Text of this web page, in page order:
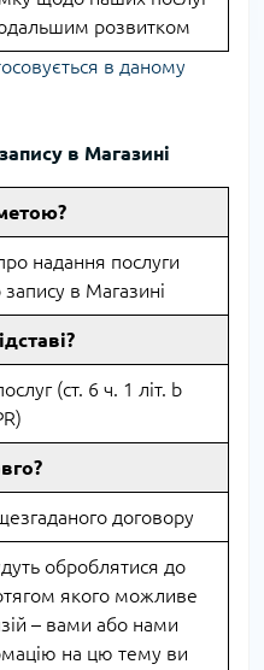
розвитком
в даному
в Магазині
надання послуги
в Магазині
(ст. 6 ч. 1 літ. b
договору
оброблятися до
якого можливе
– вами або нами
на цю тему ви